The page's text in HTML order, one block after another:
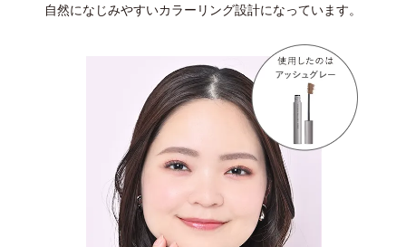
自然になじみやすいカラーリング設計になっています。